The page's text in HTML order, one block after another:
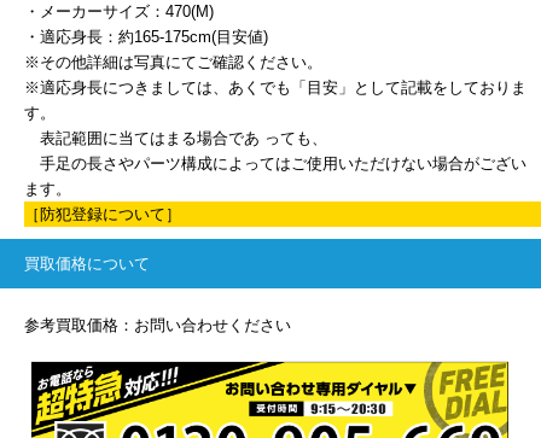
・メーカーサイズ：470(M)
・適応身長：約165-175cm(目安値)
※その他詳細は写真にてご確認ください。
※適応身長につきましては、あくでも「目安」として記載をしておりま
す。
表記範囲に当てはまる場合であ っても、
手足の長さやパーツ構成によってはご使用いただけない場合がござい
ます。
［防犯登録について］
買取価格について
参考買取価格：お問い合わせください